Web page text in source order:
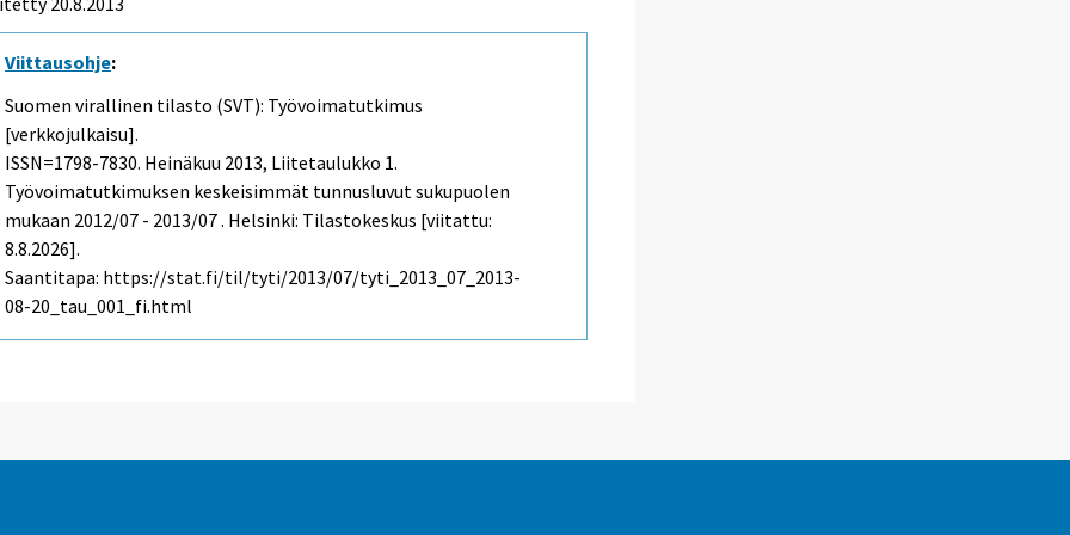
Viittausohje:
Suomen virallinen tilasto (SVT): Työvoimatutkimus
[verkkojulkaisu].
ISSN=1798-7830. Heinäkuu 2013, Liitetaulukko 1.
Työvoimatutkimuksen keskeisimmät tunnusluvut sukupuolen
mukaan 2012/07 - 2013/07 . Helsinki: Tilastokeskus [viitattu:
8.8.2026].
Saantitapa: https://stat.fi/til/tyti/2013/07/tyti_2013_07_2013-
08-20_tau_001_fi.html